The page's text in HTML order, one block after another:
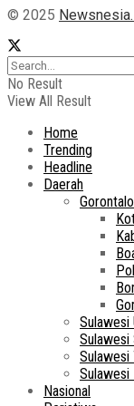
© 2025
No Result
View All Result
Home
Trending
Headline
Daerah
Gorontalo
Sulawesi
Sulawesi
Sulawesi
Sulawesi
Nasional